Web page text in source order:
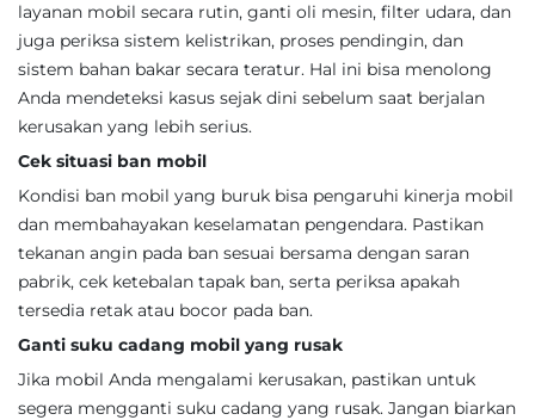
layanan mobil secara rutin, ganti oli mesin, filter udara, dan
juga periksa sistem kelistrikan, proses pendingin, dan
sistem bahan bakar secara teratur. Hal ini bisa menolong
Anda mendeteksi kasus sejak dini sebelum saat berjalan
kerusakan yang lebih serius.
Cek situasi ban mobil
Kondisi ban mobil yang buruk bisa pengaruhi kinerja mobil
dan membahayakan keselamatan pengendara. Pastikan
tekanan angin pada ban sesuai bersama dengan saran
pabrik, cek ketebalan tapak ban, serta periksa apakah
tersedia retak atau bocor pada ban.
Ganti suku cadang mobil yang rusak
Jika mobil Anda mengalami kerusakan, pastikan untuk
segera mengganti suku cadang yang rusak. Jangan biarkan